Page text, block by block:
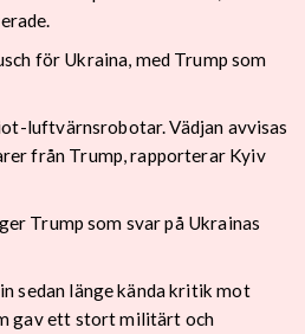
för Ukraina, med Trump som
luftvärnsrobotar. Vädjan avvisas
från Trump, rapporterar Kyiv
Trump som svar på Ukrainas
sedan länge kända kritik mot
gav ett stort militärt och